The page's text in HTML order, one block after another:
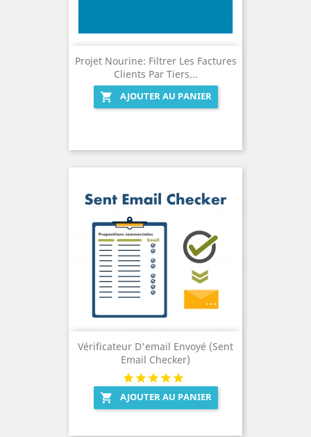
Projet Nourine: Filtrer Les Factures
Clients Par Tiers...

AJOUTER AU PANIER
Vérificateur D'email Envoyé (Sent
Email Checker)
 AJOUTER AU PANIER